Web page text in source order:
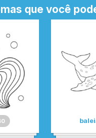
que você